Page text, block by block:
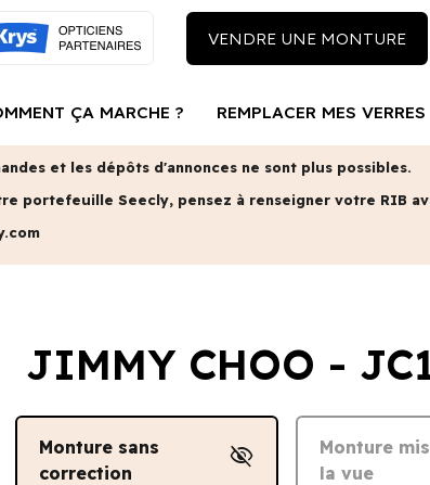
VENDRE UNE MONTURE
ÇA MARCHE ? REMPLACER MES VERRES
et les dépôts d'annonces ne sont plus possibles.
portefeuille Seecly, pensez à renseigner votre RIB
JIMMY CHOO -
Monture sans
correction
visibility_off
Monture
la vue